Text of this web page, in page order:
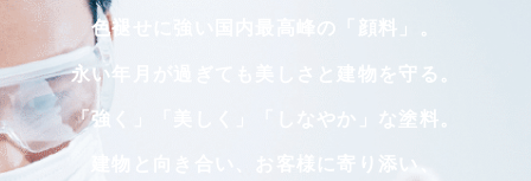
色褪せに強い国内最高峰の「顔料」。
永い年月が過ぎても美しさと建物を守る。
「強く」「美しく」「しなやか」な塗料。
建物と向き合い、お客様に寄り添い、